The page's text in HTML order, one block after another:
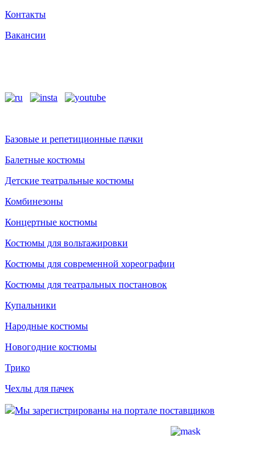
Контакты
Вакансии
Базовые и репетиционные пачки
Балетные костюмы
Детские театральные костюмы
Комбинезоны
Концертные костюмы
Костюмы для вольтажировки
Костюмы для современной хореографии
Костюмы для театральных постановок
Купальники
Народные костюмы
Новогодние костюмы
Трико
Чехлы для пачек
Мы зарегистрированы на портале поставщиков